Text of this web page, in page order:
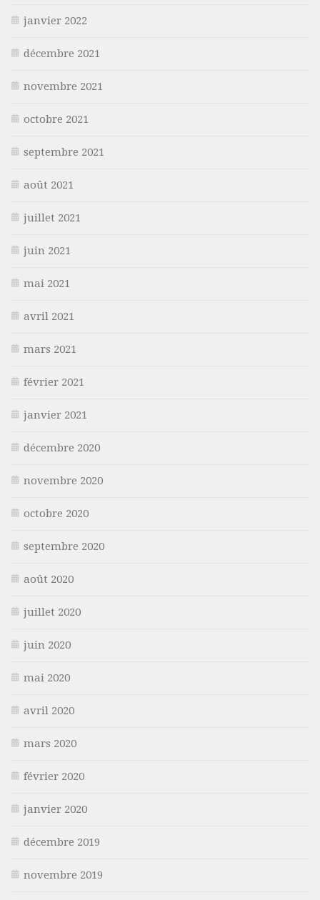
janvier 2022
décembre 2021
novembre 2021
octobre 2021
septembre 2021
août 2021
juillet 2021
juin 2021
mai 2021
avril 2021
mars 2021
février 2021
janvier 2021
décembre 2020
novembre 2020
octobre 2020
septembre 2020
août 2020
juillet 2020
juin 2020
mai 2020
avril 2020
mars 2020
février 2020
janvier 2020
décembre 2019
novembre 2019